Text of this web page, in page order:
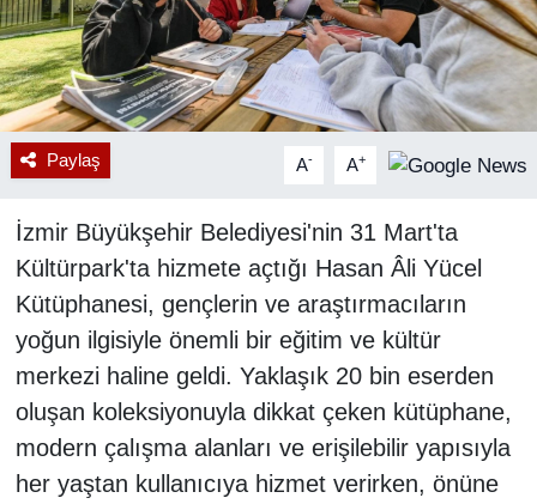
Paylaş A- A+
İzmir Büyükşehir Belediyesi'nin 31 Mart'ta
Kültürpark'ta hizmete açtığı Hasan Âli Yücel
Kütüphanesi, gençlerin ve araştırmacıların
yoğun ilgisiyle önemli bir eğitim ve kültür
merkezi haline geldi. Yaklaşık 20 bin eserden
oluşan koleksiyonuyla dikkat çeken kütüphane,
modern çalışma alanları ve erişilebilir yapısıyla
her yaştan kullanıcıya hizmet verirken, önüne